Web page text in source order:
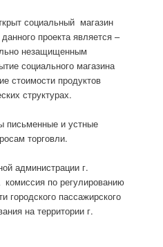
социальный магазин
проекта является –
незащищенным
социального магазина
стоимости продуктов
структурах.
письменные и устные
торговли.
администрации г.
по регулированию
городского пассажирского
на территории г.